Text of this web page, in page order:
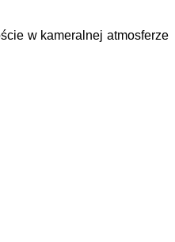
w kameralnej atmosferze